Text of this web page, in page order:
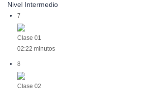
Nivel Intermedio
7
Clase 01
02:22 minutos
8
Clase 02